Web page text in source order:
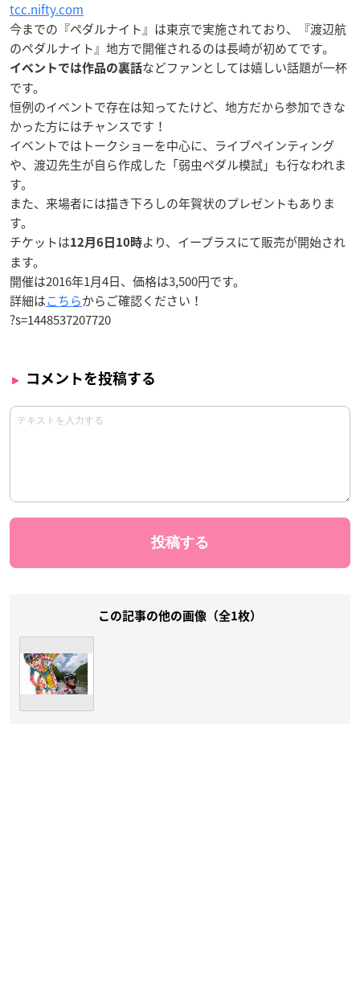
tcc.nifty.com
今までの『ペダルナイト』は東京で実施されており、『渡辺航
のペダルナイト』地方で開催されるのは長崎が初めてです。
イベントでは作品の裏話などファンとしては嬉しい話題が一杯
です。
恒例のイベントで存在は知ってたけど、 地方だから参加できな
かった方にはチャンスです！
イベントではトークショーを中心に、ライブペインティング
や、渡辺先生が自ら作成した「弱虫ペダル模試」も行なわれま
す。
また、来場者には描き下ろしの年賀状のプレゼントもありま
す。
チケットは12月6日10時より、イープラスにて販売が開始され
ます。
開催は2016年1月4日、価格は3,500円です。
詳細はこちらからご確認ください！
?s=1448537207720
コメントを投稿する
この記事の他の画像（全1枚）